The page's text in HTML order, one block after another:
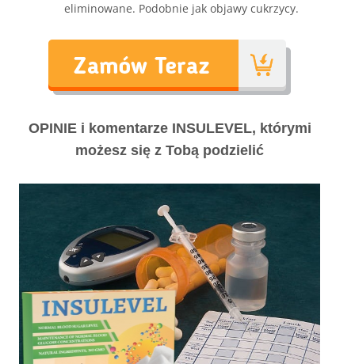
eliminowane. Podobnie jak objawy cukrzycy.
OPINIE i komentarze INSULEVEL, którymi
możesz się z Tobą podzielić